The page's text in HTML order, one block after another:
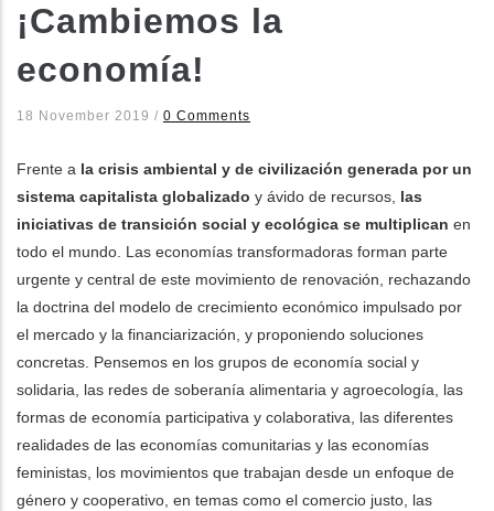
de acciones
¡Cambiemos la
economía!
18 November 2019 / 0 Comments
Frente a la crisis ambiental y de civilización generada por un
sistema capitalista globalizado y ávido de recursos, las
iniciativas de transición social y ecológica se multiplican en
todo el mundo. Las economías transformadoras forman parte
urgente y central de este movimiento de renovación, rechazando
la doctrina del modelo de crecimiento económico impulsado por
el mercado y la financiarización, y proponiendo soluciones
concretas. Pensemos en los grupos de economía social y
solidaria, las redes de soberanía alimentaria y agroecología, las
formas de economía participativa y colaborativa, las diferentes
realidades de las economías comunitarias y las economías
feministas, los movimientos que trabajan desde un enfoque de
género y cooperativo, en temas como el comercio justo, las